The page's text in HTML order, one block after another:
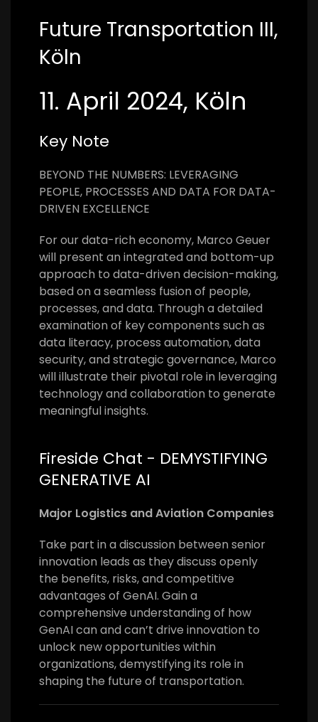
Future Transportation III,
Köln
11. April 2024, Köln
Key Note
BEYOND THE NUMBERS: LEVERAGING
PEOPLE, PROCESSES AND DATA FOR DATA-
DRIVEN EXCELLENCE
For our data-rich economy, Marco Geuer
will present an integrated and bottom-up
approach to data-driven decision-making,
based on a seamless fusion of people,
processes, and data. Through a detailed
examination of key components such as
data literacy, process automation, data
security, and strategic governance, Marco
will illustrate their pivotal role in leveraging
technology and collaboration to generate
meaningful insights.
Fireside Chat - DEMYSTIFYING
GENERATIVE AI
Major Logistics and Aviation Companies
Take part in a discussion between senior
innovation leads as they discuss openly
the benefits, risks, and competitive
advantages of GenAI. Gain a
comprehensive understanding of how
GenAI can and can’t drive innovation to
unlock new opportunities within
organizations, demystifying its role in
shaping the future of transportation.